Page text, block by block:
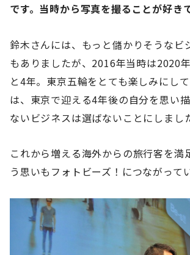
です。当時から写真を撮ることが好き
鈴木さんには、もっと儲かりそうなビ
もありましたが、2016年当時は2020
と4年。東京五輪をとても楽しみにし
は、東京で迎える4年後の自分を思い
ないビジネスは選ばないことにしまし
これから増える海外からの旅行客を満
う思いもフォトビーズ！につながって